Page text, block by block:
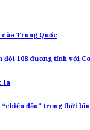
của Trung Quốc
108 dương tính với
lá
đấu” trong thời